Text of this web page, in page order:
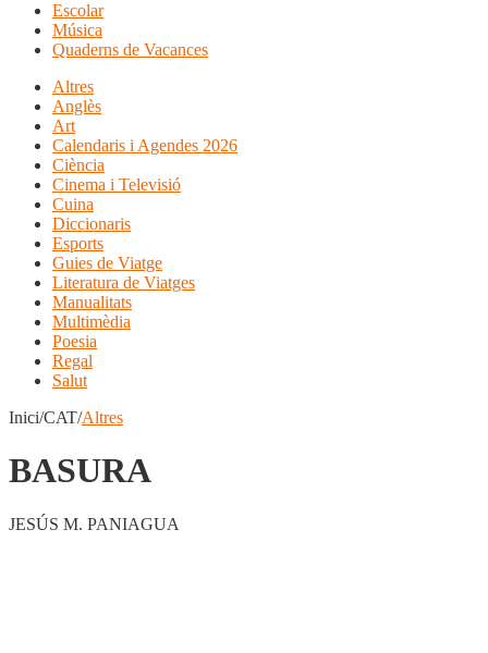
Escolar
Música
Quaderns de Vacances
Altres
Anglès
Art
Calendaris i Agendes 2026
Ciència
Cinema i Televisió
Cuina
Diccionaris
Esports
Guies de Viatge
Literatura de Viatges
Manualitats
Multimèdia
Poesia
Regal
Salut
Inici/CAT/Altres
BASURA
JESÚS M. PANIAGUA